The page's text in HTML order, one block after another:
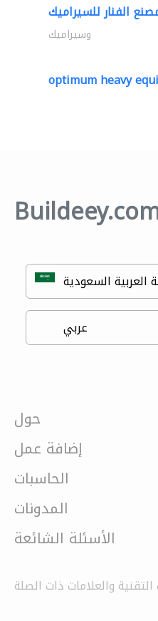
وسيراميك
optimum heavy
حول
إضافة عمل
الحاسبات
المدونات
الأسئلة الشائعة
والعلامات ذات الصلة